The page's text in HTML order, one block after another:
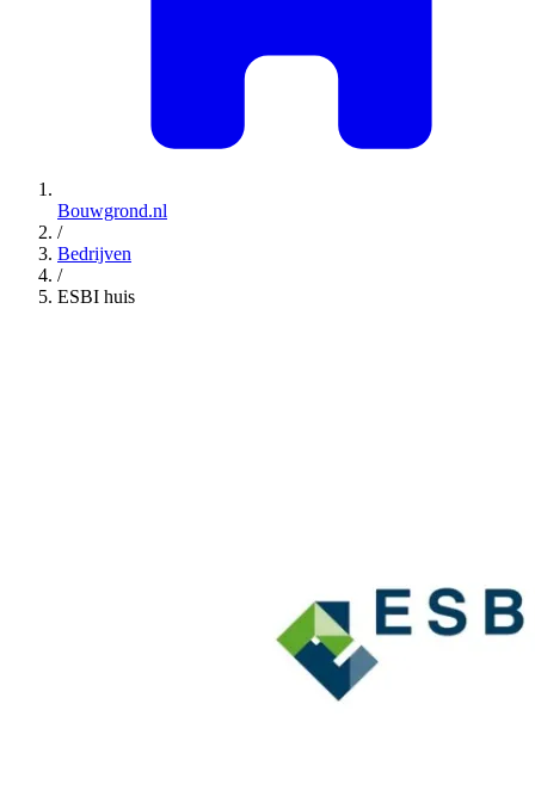
Bouwgrond.nl
/
Bedrijven
/
ESBI huis